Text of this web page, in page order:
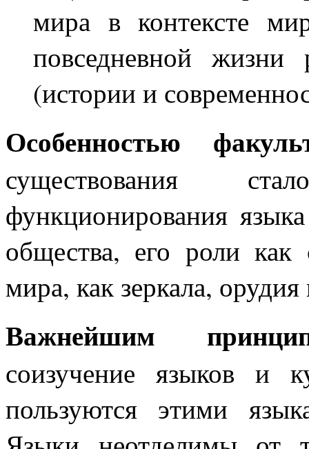
мира в контексте
повседневной жизни
(истории и
Особенностью
существования
функционирования
общества, его роли как
мира, как зеркала,
Важнейшим
соизучение языков и
пользуются этими